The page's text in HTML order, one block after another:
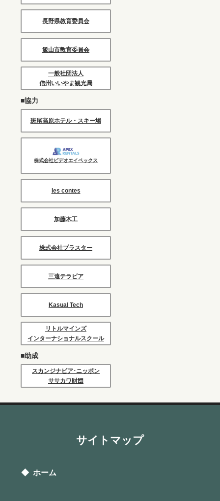
長野県教育委員会
飯山市教育委員会
一般社団法人
信州いいやま観光局
■協力
斑尾高原ホテル・スキー場
株式会社ビデオエイペックス
les contes
加藤木工
株式会社プラスター
三遠テラビア
Kasual Tech
リトルマインズ
インターナショナルスクール
■助成
スカンジナビア･ニッポン
ササカワ財団
サイトマップ
◆ ホーム